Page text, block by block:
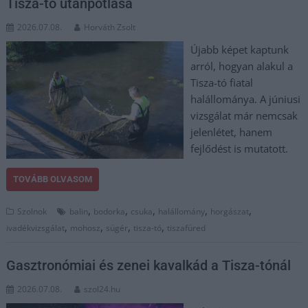
2026.07.08. Horváth Zsolt
Újabb képet kaptunk
arról, hogyan alakul a
Tisza-tó fiatal
halállománya. A júniusi
vizsgálat már nemcsak
jelenlétet, hanem
fejlődést is mutatott.
TOVÁBB OLVASOM
Szolnok balin, bodorka, csuka, halállomány, horgászat,
ivadékvizsgálat, mohosz, sügér, tisza-tó, tiszafüred
Gasztronómiai és zenei kavalkád a Tisza-tónál
2026.07.08. szol24.hu